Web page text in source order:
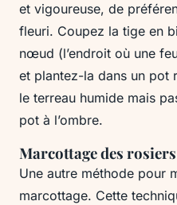
et vigoureuse, de
fleuri. Coupez la tige en
nœud (l’endroit où une
et plantez-la dans un pot
le terreau humide mais
pot à l’ombre.
Marcottage des rosiers
Une autre méthode pour
marcottage. Cette